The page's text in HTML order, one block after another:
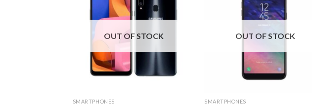
OUT OF STOCK
SMARTPHONES
OUT OF STOCK
SMARTPHONES